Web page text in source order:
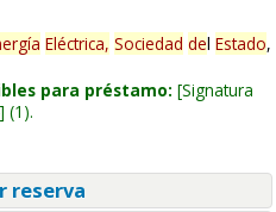
Eléctrica, Sociedad del Estado,
para préstamo: Signatura
(1).
reserva